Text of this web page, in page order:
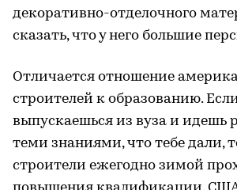
декоративно-отделочного
сказать, что у него большие
Отличается отношение
строителей к образованию.
выпускаешься из вуза и идешь
теми знаниями, что тебе дали,
строители ежегодно зимой